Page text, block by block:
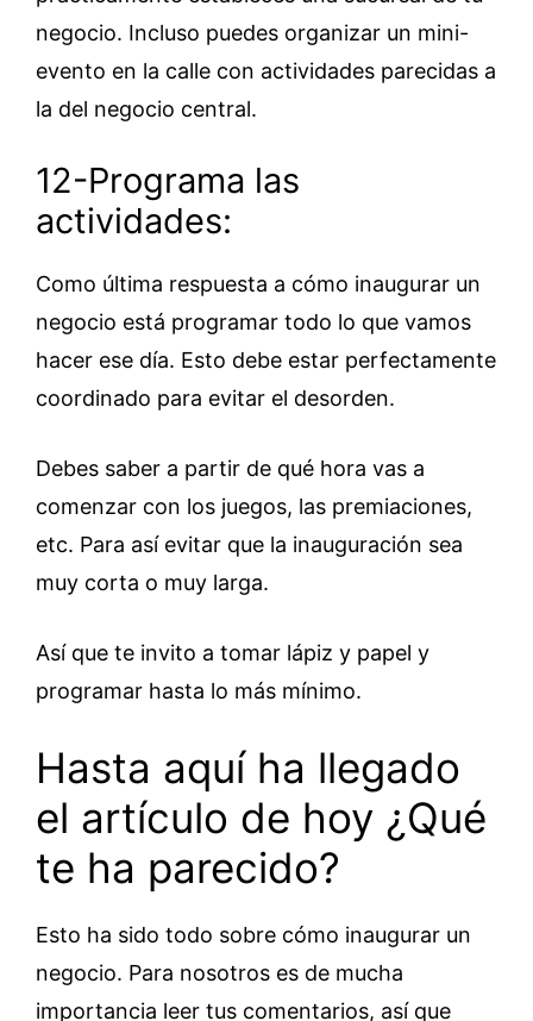
negocio. Incluso puedes organizar un mini-
evento en la calle con actividades parecidas a
la del negocio central.
12-Programa las
actividades:
Como última respuesta a cómo inaugurar un
negocio está programar todo lo que vamos
hacer ese día. Esto debe estar perfectamente
coordinado para evitar el desorden.
Debes saber a partir de qué hora vas a
comenzar con los juegos, las premiaciones,
etc. Para así evitar que la inauguración sea
muy corta o muy larga.
Así que te invito a tomar lápiz y papel y
programar hasta lo más mínimo.
Hasta aquí ha llegado
el artículo de hoy ¿Qué
te ha parecido?
Esto ha sido todo sobre cómo inaugurar un
negocio. Para nosotros es de mucha
importancia leer tus comentarios, así que